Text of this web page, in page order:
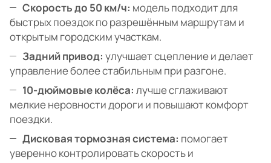
Скорость до 50 км/ч: модель подходит для
быстрых поездок по разрешённым маршрутам и
открытым городским участкам.
Задний привод: улучшает сцепление и делает
управление более стабильным при разгоне.
10-дюймовые колёса: лучше сглаживают
мелкие неровности дороги и повышают комфорт
поездки.
Дисковая тормозная система: помогает
уверенно контролировать скорость и